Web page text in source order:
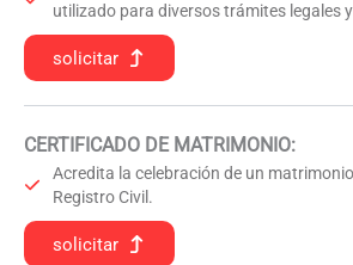
utilizado para diversos trámites legales
solicitar
CERTIFICADO DE MATRIMONIO:
Acredita la celebración de un
Registro Civil.
solicitar